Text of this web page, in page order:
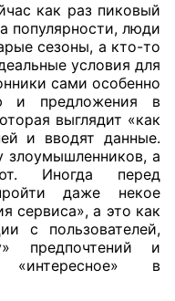
как раз пиковый
популярности, люди
сезоны, а кто-то
условия для
сами особенно
и предложения в
выглядит «как
и вводят данные.
злоумышленников, а
Иногда перед
даже некое
сервиса», а это как
с пользователей,
предпочтений и
«интересное» в